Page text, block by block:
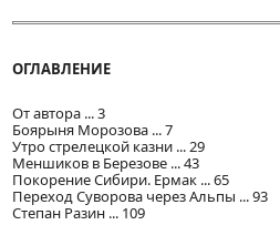
ОГЛАВЛЕНИЕ
От автора ... 3
Боярыня Морозова ... 7
Утро стрелецкой казни ... 29
Меншиков в Березове ... 43
Покорение Сибири. Ермак ... 65
Переход Суворова через Альпы ... 93
Степан Разин ... 109